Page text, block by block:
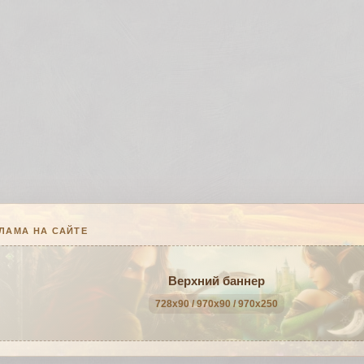
НА САЙТЕ
Верхний баннер
728x90 / 970x90 / 970x250